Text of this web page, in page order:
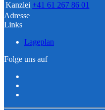
Kanzlei +41 61 267 86 01
Adresse
Links
Lageplan
Folge uns auf